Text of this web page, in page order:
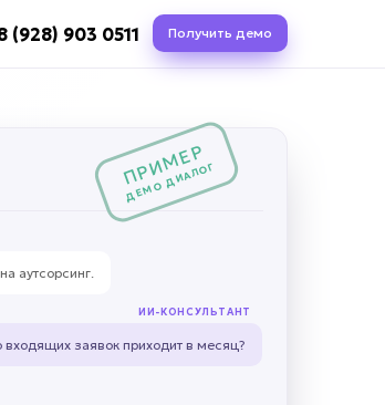
(928) 903 0511 Получить демо
ПРИМЕР
ДЕМО ДИАЛОГ
аутсорсинг.
ИИ-КОНСУЛЬТАНТ
входящих заявок приходит в месяц?